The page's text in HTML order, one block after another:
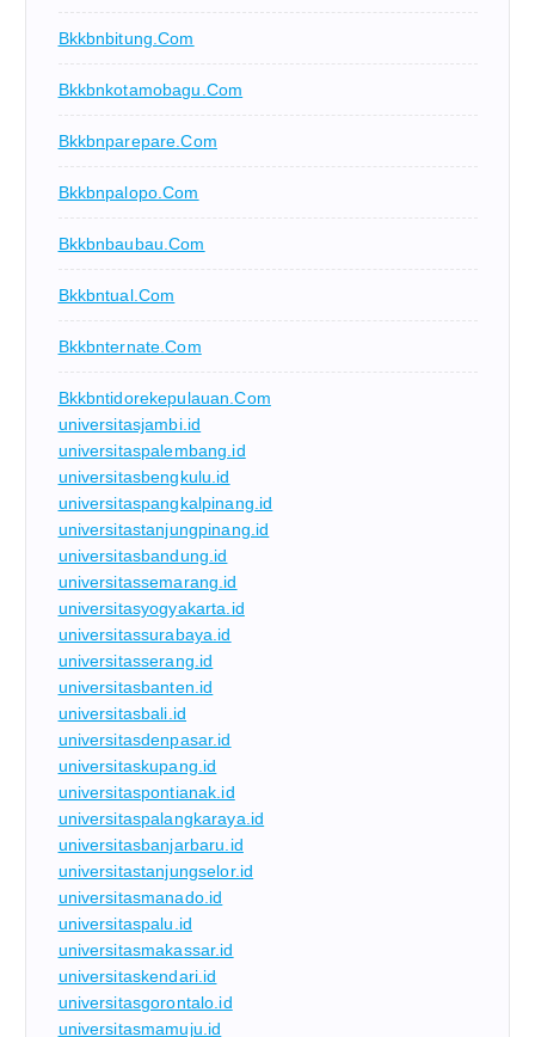
Bkkbnbitung.com
Bkkbnkotamobagu.com
Bkkbnparepare.com
Bkkbnpalopo.com
Bkkbnbaubau.com
Bkkbntual.com
Bkkbnternate.com
Bkkbntidorekepulauan.com
universitasjambi.id
universitaspalembang.id
universitasbengkulu.id
universitaspangkalpinang.id
universitastanjungpinang.id
universitasbandung.id
universitassemarang.id
universitasyogyakarta.id
universitassurabaya.id
universitasserang.id
universitasbanten.id
universitasbali.id
universitasdenpasar.id
universitaskupang.id
universitaspontianak.id
universitaspalangkaraya.id
universitasbanjarbaru.id
universitastanjungselor.id
universitasmanado.id
universitaspalu.id
universitasmakassar.id
universitaskendari.id
universitasgorontalo.id
universitasmamuju.id